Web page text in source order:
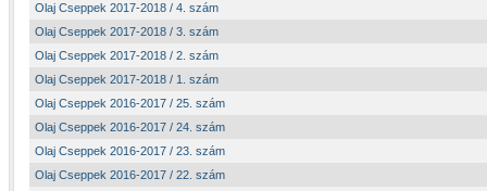
Olaj Cseppek 2017-2018 / 4. szám
Olaj Cseppek 2017-2018 / 3. szám
Olaj Cseppek 2017-2018 / 2. szám
Olaj Cseppek 2017-2018 / 1. szám
Olaj Cseppek 2016-2017 / 25. szám
Olaj Cseppek 2016-2017 / 24. szám
Olaj Cseppek 2016-2017 / 23. szám
Olaj Cseppek 2016-2017 / 22. szám